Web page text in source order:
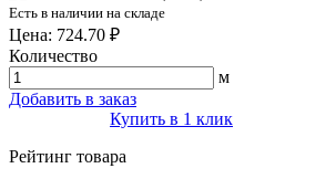
Есть в наличии на складе
Цена: 724.70 ₽
Количество
м
Добавить в заказ
Купить в 1 клик
Рейтинг товара